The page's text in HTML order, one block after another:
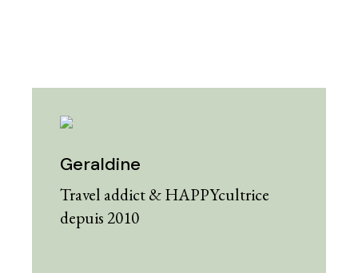
Geraldine
Travel addict & HAPPYcultrice
depuis 2010